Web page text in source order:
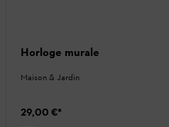
Horloge murale
Maison & Jardin
29,00 €*